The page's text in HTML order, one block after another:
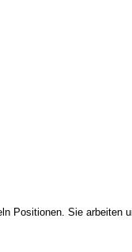
Positionen. Sie arbeiten